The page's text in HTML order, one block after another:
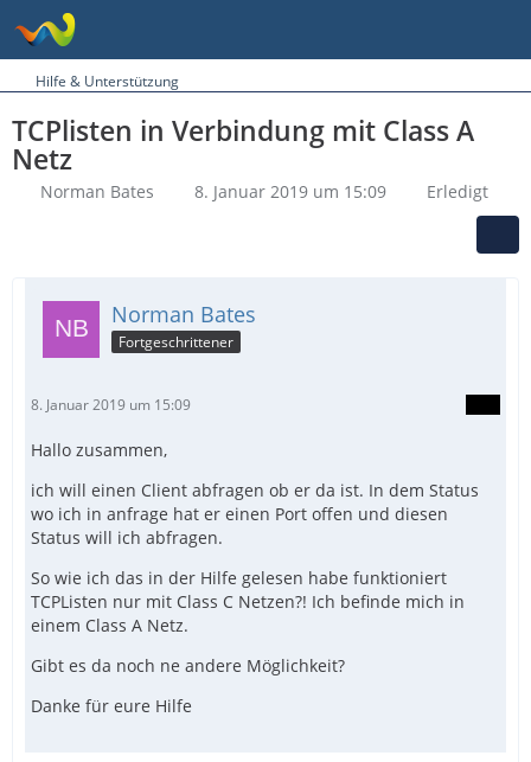
Hilfe & Unterstützung
TCPlisten in Verbindung mit Class A
Netz
Norman Bates 8. Januar 2019 um 15:09 Erledigt
Norman Bates
Fortgeschrittener
8. Januar 2019 um 15:09
Hallo zusammen,
ich will einen Client abfragen ob er da ist. In dem Status
wo ich in anfrage hat er einen Port offen und diesen
Status will ich abfragen.
So wie ich das in der Hilfe gelesen habe funktioniert
TCPListen nur mit Class C Netzen?! Ich befinde mich in
einem Class A Netz.
Gibt es da noch ne andere Möglichkeit?
Danke für eure Hilfe